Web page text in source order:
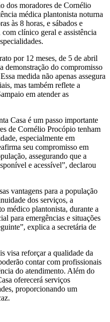
dos moradores de Cornélio
médica plantonista noturna
às 8 horas, e sábados e
clínico geral e assistência
por 12 meses, de 5 de abril
demonstração do compromisso
medida não apenas assegura
mas também reflete a
em atender as
Casa é um passo importante
de Cornélio Procópio tenham
especialmente em
seu compromisso em
assegurando que a
e acessível”, declarou
vantagens para a população
dos serviços, a
médico plantonista, durante a
para emergências e situações
explica a secretária de
visa reforçar a qualidade da
contar com profissionais
do atendimento. Além do
oferecerá serviços
proporcionando um